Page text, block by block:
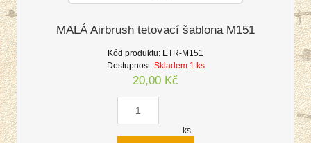
MALÁ Airbrush tetovací šablona M151
Kód produktu: ETR-M151
Dostupnost: Skladem 1 ks
20,00 Kč
ks